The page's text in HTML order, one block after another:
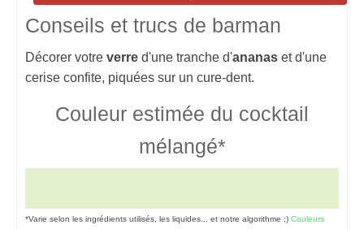
Conseils et trucs de barman
Décorer votre verre d'une tranche d'ananas et d'une
cerise confite, piquées sur un cure-dent.
Couleur estimée du cocktail
mélangé*
*Varie selon les ingrédients utilisés, les liquides... et notre algorithme ;) Couleurs